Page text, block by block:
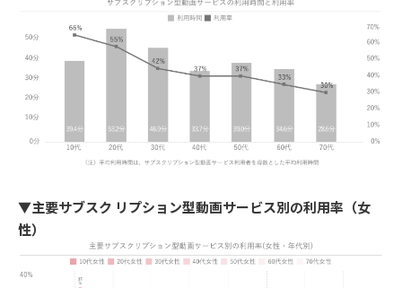
▼主要サブスク リプション型動画サービス別の利用率（女
性）